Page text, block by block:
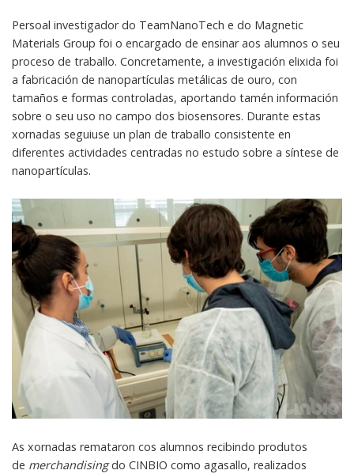
Persoal investigador do TeamNanoTech e do Magnetic
Materials Group foi o encargado de ensinar aos alumnos o seu
proceso de traballo. Concretamente, a investigación elixida foi
a fabricación de nanopartículas metálicas de ouro, con
tamaños e formas controladas, aportando tamén información
sobre o seu uso no campo dos biosensores. Durante estas
xornadas seguiuse un plan de traballo consistente en
diferentes actividades centradas no estudo sobre a síntese de
nanopartículas.
As xornadas remataron cos alumnos recibindo produtos
de merchandisingdo CINBIO como agasallo, realizados